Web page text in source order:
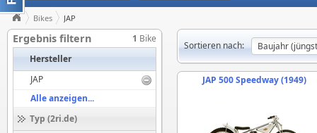
Bikes JAP
Ergebnis filtern 1 Bike
Hersteller
JAP
Alle anzeigen...
Typ (2ri.de)
Sortieren nach:
JAP 500 Speedway (1949)